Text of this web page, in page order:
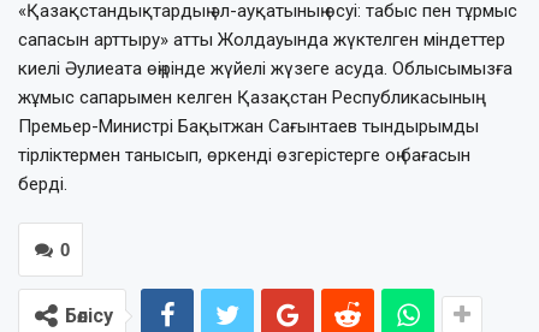
«Қазақстандықтардың әл-ауқатының өсуі: табыс пен тұрмыс
сапасын арттыру» атты Жолдауында жүктелген міндеттер
киелі Әулиеата өңірінде жүйелі жүзеге асуда. Облысымызға
жұмыс сапарымен келген Қазақстан Республикасының
Премьер-Министрі Бақытжан Сағынтаев тындырымды
тірліктермен танысып, өркенді өзгерістерге оң бағасын
берді.
0
Бөлісу